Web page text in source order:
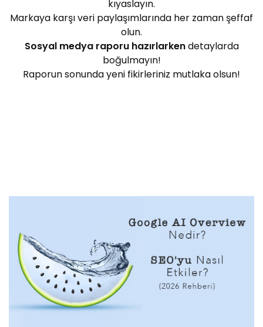
kıyaslayın.
Markaya karşı veri paylaşımlarında her zaman şeffaf
olun.
Sosyal medya raporu hazırlarkendetaylarda
boğulmayın!
Raporun sonunda yeni fikirleriniz mutlaka olsun!